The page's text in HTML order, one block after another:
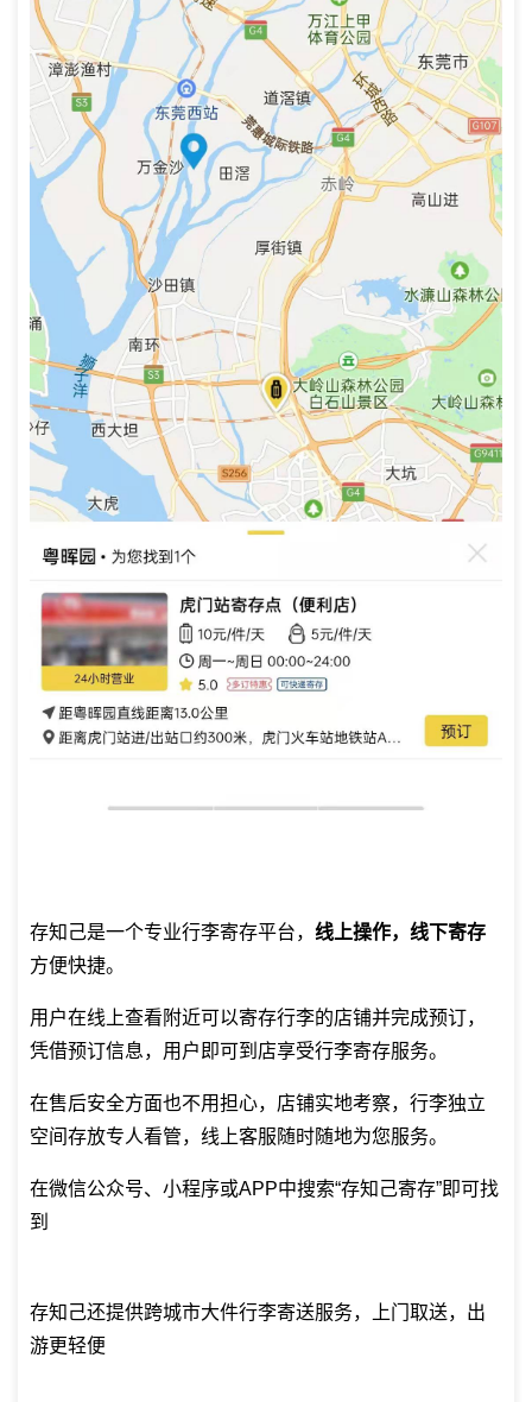
存知己是一个专业行李寄存平台， 线上操作，线下寄存
方便快捷。
用户在线上查看附近可以寄存行李的店铺并完成预订，
凭借预订信息，用户即可到店享受行李寄存服务。
在售后安全方面也不用担心，店铺实地考察，行李独立
空间存放专人看管，线上客服随时随地为您服务。
在微信公众号、小程序或APP中搜索“存知己寄存”即可找
到
存知己还提供跨城市大件行李寄送服务，上门取送，出
游更轻便